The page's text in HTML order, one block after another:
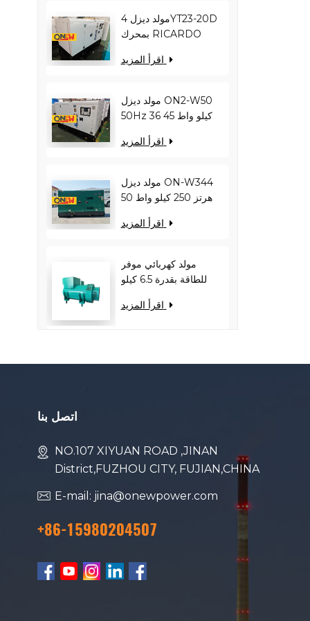
مولد ديزل 4YT23-20D
بمحرك RICARDO
كيلو فولت أمبير ON2-
مولد ديزل ON2-W50
50Hz 36 كيلو واط 45
RICARDO
مولد ديزل ON-W344
50 هرتز 250 كيلو واط
RICARDO WT13B-
مولد كهربائي موفر
للطاقة بقدرة 6.5 كيلو
المحرك ويحسن كفاءة
اتصل بنا
NO.107 XIYUAN ROAD ,JINAN
District,FUZHOU CITY, FUJIAN,CHINA
E-mail: jina@onewpower.com
+86-15980204507